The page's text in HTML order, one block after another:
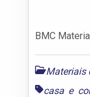
BMC
Materiais
casa e